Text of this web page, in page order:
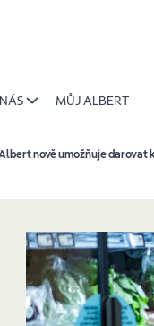
MŮJ ALBERT
nově umožňuje darovat